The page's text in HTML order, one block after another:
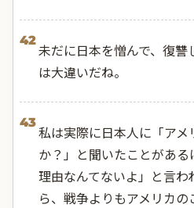
42
未だに日本を憎んで、復讐
は大違いだね。
43
私は実際に日本人に「アメ
か？」と聞いたことがある
理由なんてないよ」と言
ら、戦争よりもアメリカ